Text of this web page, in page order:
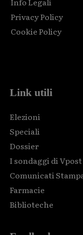
Privacy Policy
Cookie Policy
Link utili
Elezioni
Speciali
Dossier
I sondaggi di Vpost
Comunicati
Farmacie
Biblioteche